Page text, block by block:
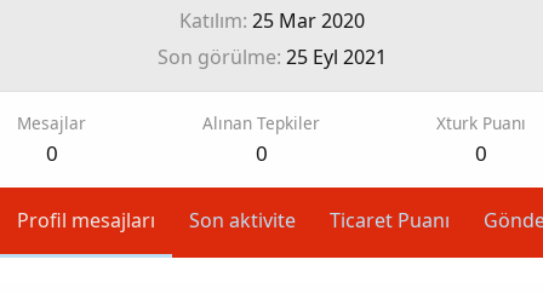
Katılım 25 Mar 2020
Son görülme 25 Eyl 2021
Mesajlar
0
Alınan Tepkiler
0
Xturk Puanı
0
Profil mesajları Son aktivite Ticaret Puanı